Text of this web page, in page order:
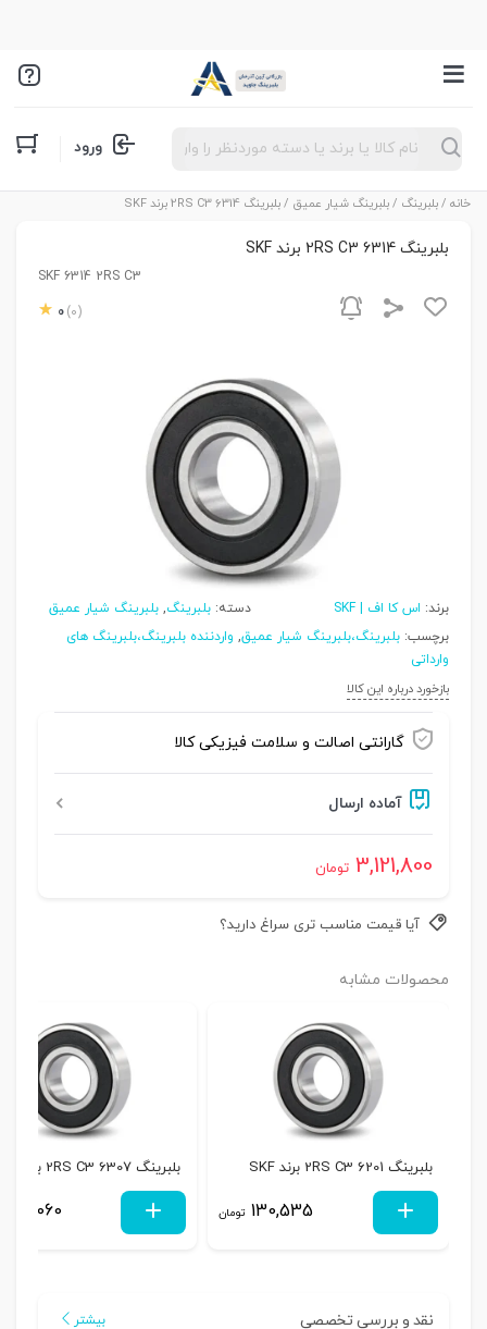
Products
search ورود
خانه /بلبرینگ /بلبرینگ شیار عمیق / بلبرینگ 6314 2RS C3 برند SKF
بلبرینگ 6314 2RS C3 برند SKF
SKF 6314 2RS C3
0 (0)
برند: اس کا اف | SKF دسته: بلبرینگ, بلبرینگ شیار عمیق
برچسب: بلبرینگ،بلبرینگ شیار عمیق, واردننده بلبرینگ،بلبرینگ های
وارداتی
بازخورد درباره این کالا
گارانتی اصالت و سلامت فیزیکی کالا
آماده ارسال
3,121,800 تومان
آیا قیمت مناسب تری سراغ دارید؟
محصولات مشابه
بلبرینگ 6201 2RS C3 برند SKF
130,535 تومان
بلبرینگ 6307 2RS C3 برند SKF
588,060
نقد و بررسی تخصصی بیشتر